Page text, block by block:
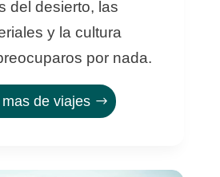
del desierto, las
y la cultura
por nada.
de viajes